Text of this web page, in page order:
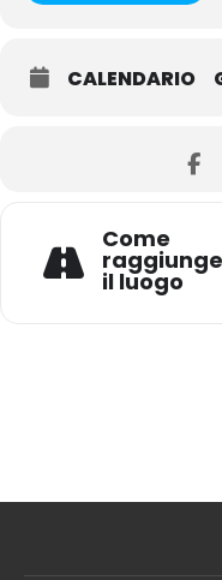
CALENDARIO
Come
il luogo